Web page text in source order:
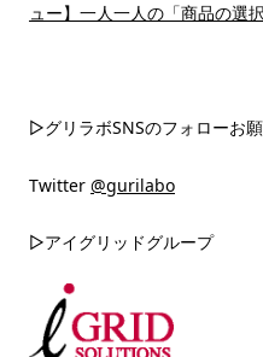
ュー】一人一人の「商品の選
▷グリラボSNSのフォローお願
Twitter @gurilabo
▷アイグリッドグループ